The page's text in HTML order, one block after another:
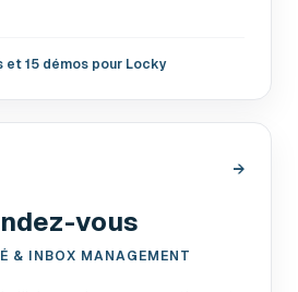
15 démos pour Locky
→
vous
& INBOX MANAGEMENT